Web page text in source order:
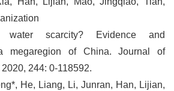
water scarcity? Evidence and
megaregion of China. Journal of
244: 0-118592.
He, Liang, Li, Junran, Han, Lijian,